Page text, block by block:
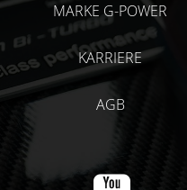
MARKE G-POWER
KARRIERE
AGB